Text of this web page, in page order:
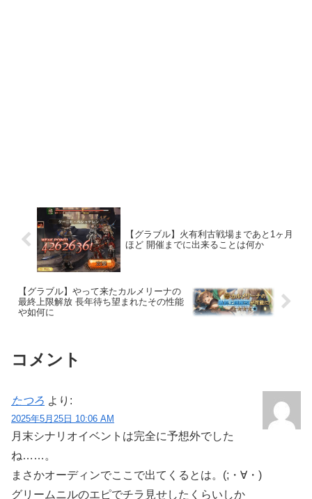
【グラブル】火有利古戦場まであと1ヶ月
ほど 開催までに出来ることは何か
【グラブル】やって来たカルメリーナの
最終上限解放 長年待ち望まれたその性能
や如何に
コメント
たつろ より:
2025年5月25日 10:06 AM
月末シナリオイベントは完全に予想外でした
ね……。
まさかオーディンでここで出てくるとは。(;・∀・)
グリームニルのエピでチラ見せしたくらいしか